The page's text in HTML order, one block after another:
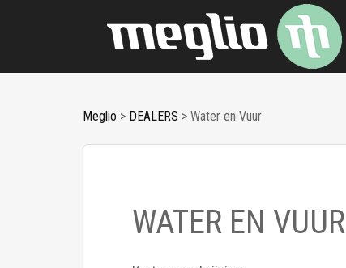
Meglio > DEALERS > Water en Vuur
WATER EN VUUR